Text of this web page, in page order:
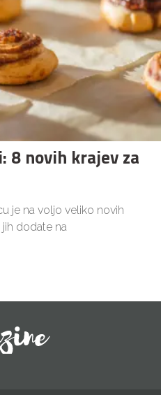
8 novih krajev za
je na voljo veliko novih
jih dodate na